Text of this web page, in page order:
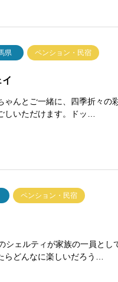
県 ペンション・民宿
ゃんとご一緒に、四季折々の
しいただけます。ドッ…
ペンション・民宿
シェルティが家族の一員とし
らどんなに楽しいだろう…